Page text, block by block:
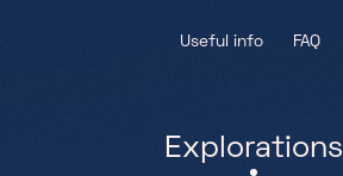
Useful info FAQ
Explorations